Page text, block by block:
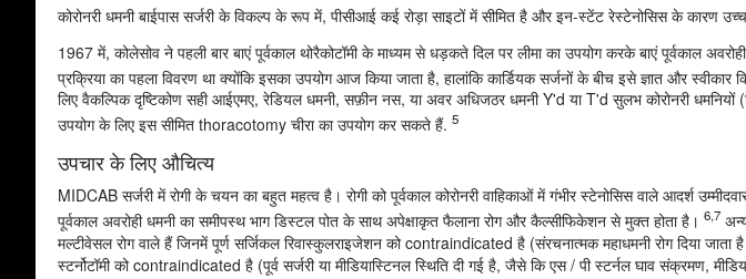
कोरोनरी धमनी बाईपास सर्जरी के विकल्प के रूप में, पीसीआई कई रोड़ा साइटों में सीमित है और इन-स्टेंट रेस्टेनोसिस के कारण
1967 में, कोलेसोव ने पहली बार बाएं पूर्वकाल थोरैकोटॉमी के माध्यम से धड़कते दिल पर लीमा का उपयोग करके बाएं पूर्वकाल
प्रक्रिया का पहला विवरण था क्योंकि इसका उपयोग आज किया जाता है, हालांकि कार्डियक सर्जनों के बीच इसे ज्ञात और
लिए वैकल्पिक दृष्टिकोण सही आईएमए, रेडियल धमनी, सफ़ीन नस, या अवर अधिजठर धमनी Y'd या T'd सुलभ कोरोनरी
उपयोग के लिए इस सीमित thoracotomy चीरा का उपयोग कर सकते हैं. 5
उपचार के लिए औचित्य
MIDCAB सर्जरी में रोगी के चयन का बहुत महत्व है। रोगी को पूर्वकाल कोरोनरी वाहिकाओं में गंभीर स्टेनोसिस वाले आदर्श
पूर्वकाल अवरोही धमनी का समीपस्थ भाग डिस्टल पोत के साथ अपेक्षाकृत फैलाना रोग और कैल्सीफिकेशन से मुक्त होता है। 6,7
मल्टीवेसल रोग वाले हैं जिनमें पूर्ण सर्जिकल रिवास्कुलराइजेशन को contraindicated है (संरचनात्मक महाधमनी रोग दिया जाता
स्टर्नोटॉमी को contraindicated है (पूर्व सर्जरी या मीडियास्टिनल स्थिति दी गई है, जैसे कि एस / पी स्टर्नल घाव संक्रमण,